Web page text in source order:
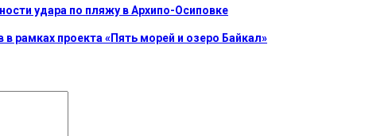
удара по пляжу в Архипо-Осиповке
рамках проекта «Пять морей и озеро Байкал»